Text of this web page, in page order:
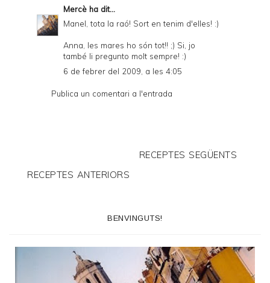
Mercè ha dit...
Manel, tota la raó! Sort en tenim d'elles! :)
Anna, les mares ho són tot!! ;) Si, jo
també li pregunto molt sempre! :)
6 de febrer del 2009, a les 4:05
Publica un comentari a l'entrada
RECEPTES SEGÜENTS
RECEPTES ANTERIORS
BENVINGUTS!